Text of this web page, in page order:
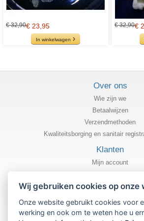
€ 32,90€ 23,95
In winkelwagen
€ 32,90€
Over ons
Wie zijn we
Betaalwijzen
Verzendmethoden
Kwaliteitsborging en sanitair
Klanten
Mijn account
Informatie
Privacybeleid
Algemene
Wij gebruiken cookies op onze
Onze website gebruikt cookies voor
werking en ook om te weten hoe u